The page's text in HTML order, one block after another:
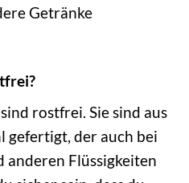
Getränke
rostfrei. Sie sind aus
gefertigt, der auch bei
anderen Flüssigkeiten